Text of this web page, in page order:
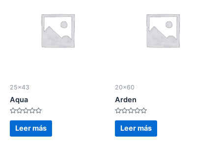
25x43
Aqua
Valorado
en
de
Leer más
20x60
Arden
Valorado
en
de
Leer más